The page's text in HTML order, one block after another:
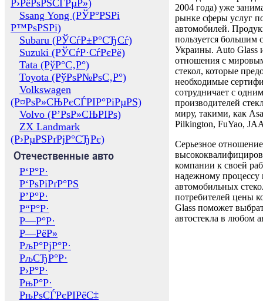
Р›РёРѕРЅСЃРµР»)
Ssang Yong (РЎР°РЅРі
Р™РѕРЅРі)
Subaru (РЎСѓР±Р°СЂСѓ)
Suzuki (РЎСѓР·СѓРєРё)
Tata (РўР°С‚Р°)
Toyota (РўРѕР№РѕС‚Р°)
Volkswagen
(Р¤РѕР»СЊРєСЃРІР°РіРµРЅ)
Volvo (Р’РѕР»СЊРІРѕ)
ZX Landmark
(Р›РµРЅРґРјР°СЂРє)
Отечественные авто
Р‘Р°Р·
Р‘РѕРіРґР°РЅ
Р’Р°Р·
Р“Р°Р·
Р—Р°Р·
Р—РёР»
РљР°РјР°Р·
РљСЂР°Р·
Р›Р°Р·
РњР°Р·
РњРѕСЃРєРІРёС‡
2004 года) уже
рынке сферы услуг
автомобилей.
пользуется большим
Украины. Auto Glass
отношения с
стекол, которые
необходимые
сотрудничает с
производителей
миру, такими, как
Pilkington, FuYao,
Серьезное отношение
компании к своей
надежному процессу
автомобильных
потребителей цены
Glass поможет
автостекла в любом